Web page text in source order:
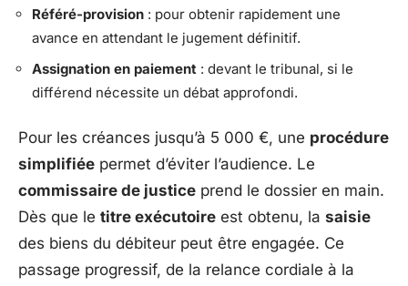
Référé-provision : pour obtenir rapidement une
avance en attendant le jugement définitif.
Assignation en paiement : devant le tribunal, si le
différend nécessite un débat approfondi.
Pour les créances jusqu’à 5 000 €, une procédure
simplifiée permet d’éviter l’audience. Le
commissaire de justice prend le dossier en main.
Dès que le titre exécutoire est obtenu, la saisie
des biens du débiteur peut être engagée. Ce
passage progressif, de la relance cordiale à la